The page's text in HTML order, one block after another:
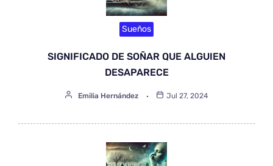
Sueños
SIGNIFICADO DE SOÑAR QUE ALGUIEN
DESAPARECE
Emilia Hernández Jul 27, 2024